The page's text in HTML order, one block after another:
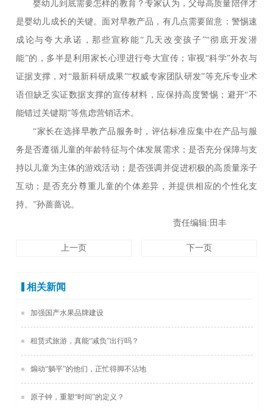
婴幼儿到底需要怎样的教育？专家认为，父母高质量陪伴才
是婴幼儿成长的关键。面对早教产品，有几点需要留意：警惕速
成论与夸大承诺，那些宣称能“几天改变孩子”“彻底开发潜
能”的，多半是利用家长心理进行夸大宣传；审视“科学”外衣与
证据支撑，对“最新科研成果”“权威专家团队研发”等充斥专业术
语但缺乏实证数据支撑的宣传材料，应保持高度警惕；避开“不
能错过关键期”等焦虑营销话术。
“家长在选择早教产品服务时，评估标准应集中在产品与服
务是否遵循儿童的年龄特征与个体发展需求；是否充分保障与支
持以儿童为主体的游戏活动；是否强调并促进积极的高质量亲子
互动；是否充分尊重儿童的个体差异，并提供相应的个性化支
持。”孙蔷蔷说。
责任编辑:田丰
上一页 下一页
相关新闻
加强国产水果品牌建设
租赁式旅游，真能“减负”出行吗？
煽动“躺平”的他们，正忙得脚不沾地
原子钟，重塑“时间”的定义？